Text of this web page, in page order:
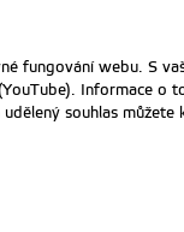
fungování webu. S
Informace o
souhlas